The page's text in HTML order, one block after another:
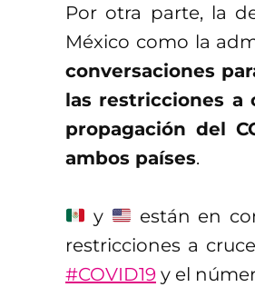
Por otra parte, la
México como la
conversaciones
las restricciones a
propagación del
ambos países.
y
están en
restricciones a
#COVID19 y el